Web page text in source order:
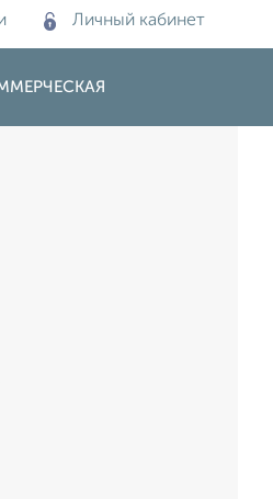
Личный кабинет